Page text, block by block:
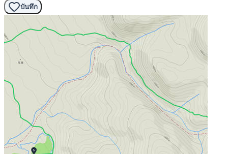
บันทึก